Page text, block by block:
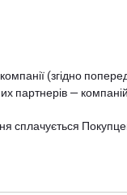
(згідно
партнерів —
сплачується